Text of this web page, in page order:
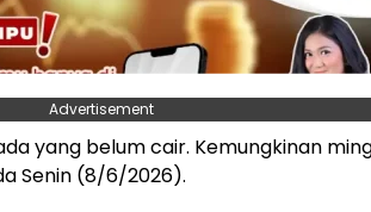
Advertisement
yang belum cair. Kemungkinan
Senin (8/6/2026).